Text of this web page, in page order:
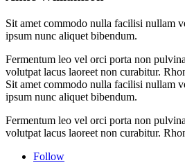
Sit amet commodo nulla facilisi nullam
ipsum nunc aliquet bibendum.
Fermentum leo vel orci porta non
volutpat lacus laoreet non curabitur.
Sit amet commodo nulla facilisi nullam
ipsum nunc aliquet bibendum.
Fermentum leo vel orci porta non
volutpat lacus laoreet non curabitur.
Follow